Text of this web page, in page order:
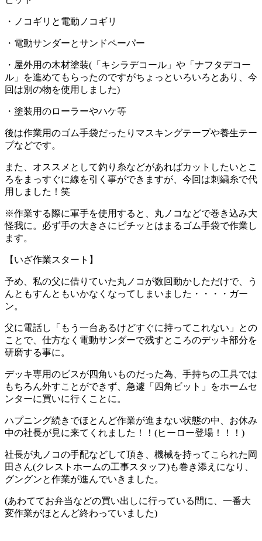
・ノコギリと電動ノコギリ
・電動サンダーとサンドペーパー
・屋外用の木材塗装(「キシラデコール」や「ナフタデコー
ル」を進めてもらったのですがちょっといろいろとあり、今
回は別の物を使用しました)
・塗装用のローラーやハケ等
後は作業用のゴム手袋だったりマスキングテープや養生テー
プなどです。
また、オススメとして釣り糸などがあればカットしたいとこ
ろをまっすぐに線を引く事ができますが、今回は刺繍糸で代
用しました！笑
※作業する際に軍手を使用すると、丸ノコなどで巻き込み大
怪我に。必ず手の大きさにピチッとはまるゴム手袋で作業し
ます。
【いざ作業スタート】
予め、私の父に借りていた丸ノコが数回動かしただけで、う
んともすんともいかなくなってしまいました・・・・ガー
ン。
父に電話し「もう一台あるけどすぐに持ってこれない」との
ことで、仕方なく電動サンダーで残すところのデッキ部分を
研磨する事に。
デッキ専用のビスが四角いものだった為、手持ちの工具では
もちろん外すことができず、急遽「四角ビット」をホームセ
ンターに買いに行くことに。
ハプニング続きでほとんど作業が進まない状態の中、お休み
中の社長が見に来てくれました！！(ヒーロー登場！！！)
社長が丸ノコの手配などして頂き、機械を持ってこられた岡
田さん(クレストホームの工事スタッフ)も巻き添えになり、
グングンと作業が進んでいきました。
(あわててお弁当などの買い出しに行っている間に、一番大
変作業がほとんど終わっていました)